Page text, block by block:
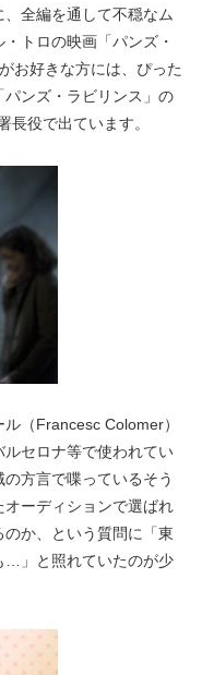
全編を通して不穏なム
トロの映画「パンズ・
お好きな方には、ぴった
パンズ・ラビリンス」の
長役で出ています。
（Francesc Colomer）
セロナ等で使われてい
方言で喋っているそう
ーディションで選ばれ
か、という質問に「東
…」と照れていたのが少